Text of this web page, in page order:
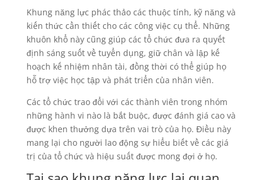
Khung năng lực phác thảo các thuộc tính, kỹ năng và
kiến ​​thức cần thiết cho các công việc cụ thể. Những
khuôn khổ này cũng giúp các tổ chức đưa ra quyết
định sáng suốt về tuyển dụng, giữ chân và lập kế
hoạch kế nhiệm nhân tài, đồng thời có thể giúp họ
hỗ trợ việc học tập và phát triển của nhân viên.
Các tổ chức trao đổi với các thành viên trong nhóm
những hành vi nào là bắt buộc, được đánh giá cao và
được khen thưởng dựa trên vai trò của họ. Điều này
mang lại cho người lao động sự hiểu biết về các giá
trị của tổ chức và hiệu suất được mong đợi ở họ.